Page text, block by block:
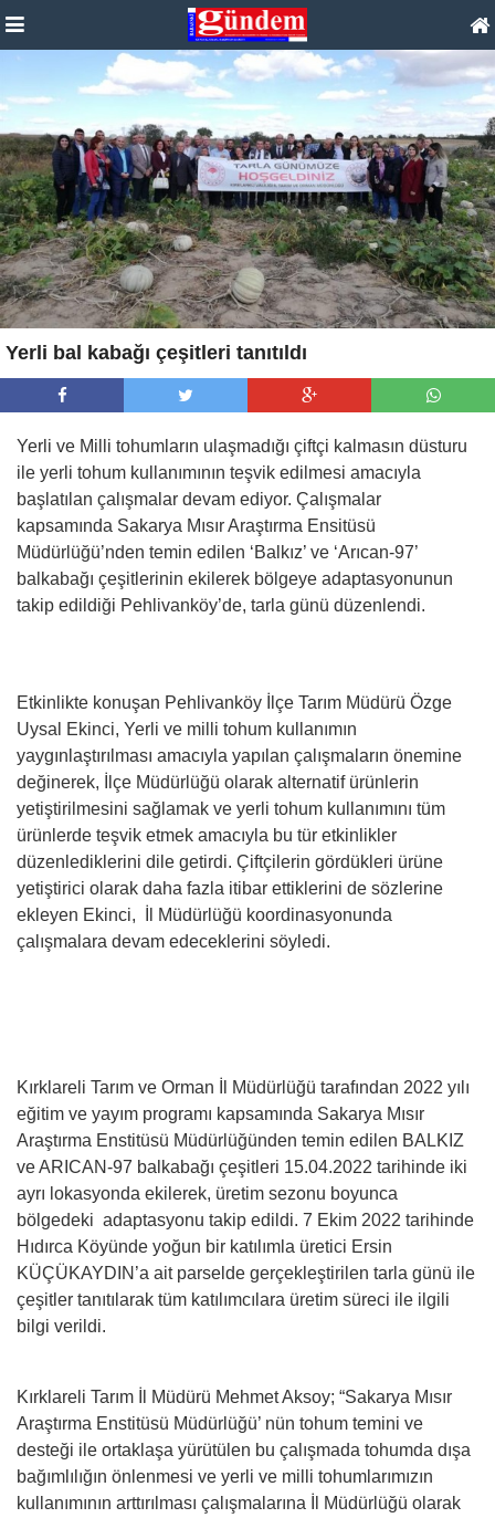
Yerli bal kabağı çeşitleri tanıtıldı
Yerli ve Milli tohumların ulaşmadığı çiftçi kalmasın düsturu
ile yerli tohum kullanımının teşvik edilmesi amacıyla
başlatılan çalışmalar devam ediyor. Çalışmalar
kapsamında Sakarya Mısır Araştırma Ensitüsü
Müdürlüğü’nden temin edilen ‘Balkız’ ve ‘Arıcan-97’
balkabağı çeşitlerinin ekilerek bölgeye adaptasyonunun
takip edildiği Pehlivanköy’de, tarla günü düzenlendi.
Etkinlikte konuşan Pehlivanköy İlçe Tarım Müdürü Özge
Uysal Ekinci, Yerli ve milli tohum kullanımın
yaygınlaştırılması amacıyla yapılan çalışmaların önemine
değinerek, İlçe Müdürlüğü olarak alternatif ürünlerin
yetiştirilmesini sağlamak ve yerli tohum kullanımını tüm
ürünlerde teşvik etmek amacıyla bu tür etkinlikler
düzenlediklerini dile getirdi. Çiftçilerin gördükleri ürüne
yetiştirici olarak daha fazla itibar ettiklerini de sözlerine
ekleyen Ekinci, İl Müdürlüğü koordinasyonunda
çalışmalara devam edeceklerini söyledi.
Kırklareli Tarım ve Orman İl Müdürlüğü tarafından 2022 yılı
eğitim ve yayım programı kapsamında Sakarya Mısır
Araştırma Enstitüsü Müdürlüğünden temin edilen BALKIZ
ve ARICAN-97 balkabağı çeşitleri 15.04.2022 tarihinde iki
ayrı lokasyonda ekilerek, üretim sezonu boyunca
bölgedeki adaptasyonu takip edildi. 7 Ekim 2022 tarihinde
Hıdırca Köyünde yoğun bir katılımla üretici Ersin
KÜÇÜKAYDIN’a ait parselde gerçekleştirilen tarla günü ile
çeşitler tanıtılarak tüm katılımcılara üretim süreci ile ilgili
bilgi verildi.
Kırklareli Tarım İl Müdürü Mehmet Aksoy; “Sakarya Mısır
Araştırma Enstitüsü Müdürlüğü’ nün tohum temini ve
desteği ile ortaklaşa yürütülen bu çalışmada tohumda dışa
bağımlılığın önlenmesi ve yerli ve milli tohumlarımızın
kullanımının arttırılması çalışmalarına İl Müdürlüğü olarak